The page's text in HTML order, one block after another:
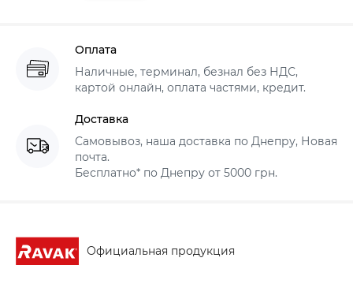
Оплата
Наличные, терминал, безнал без НДС,
картой онлайн, оплата частями, кредит.
Доставка
Самовывоз, наша доставка по Днепру, Новая
почта.
Бесплатно* по Днепру от 5000 грн.
Официальная продукция